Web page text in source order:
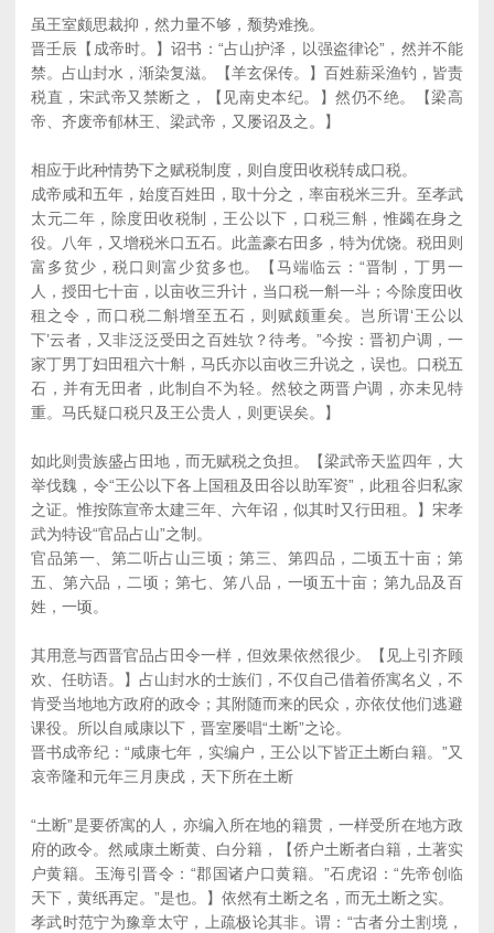
虽王室颇思裁抑，然力量不够，颓势难挽。
晋壬辰【成帝时。】诏书：“占山护泽，以强盗律论”，然并不能
禁。占山封水，渐染复滋。【羊玄保传。】百姓薪采渔钓，皆责
税直，宋武帝又禁断之，【见南史本纪。】然仍不绝。【梁高
帝、齐废帝郁林王、梁武帝，又屡诏及之。】
相应于此种情势下之赋税制度，则自度田收税转成口税。
成帝咸和五年，始度百姓田，取十分之，率亩税米三升。至孝武
太元二年，除度田收税制，王公以下，口税三斛，惟蠲在身之
役。八年，又增税米口五石。此盖豪右田多，特为优饶。税田则
富多贫少，税口则富少贫多也。【马端临云：“晋制，丁男一
人，授田七十亩，以亩收三升计，当口税一斛一斗；今除度田收
租之令，而口税二斛增至五石，则赋颇重矣。岂所谓‘王公以
下’云者，又非泛泛受田之百姓欤？待考。”今按：晋初户调，一
家丁男丁妇田租六十斛，马氏亦以亩收三升说之，误也。口税五
石，并有无田者，此制自不为轻。然较之两晋户调，亦未见特
重。马氏疑口税只及王公贵人，则更误矣。】
如此则贵族盛占田地，而无赋税之负担。【梁武帝天监四年，大
举伐魏，令“王公以下各上国租及田谷以助军资”，此租谷归私家
之证。惟按陈宣帝太建三年、六年诏，似其时又行田租。】宋孝
武为特设“官品占山”之制。
官品第一、第二听占山三顷；第三、第四品，二顷五十亩；第
五、第六品，二顷；第七、笫八品，一顷五十亩；第九品及百
姓，一顷。
其用意与西晋官品占田令一样，但效果依然很少。【见上引齐顾
欢、任昉语。】占山封水的士族们，不仅自己借着侨寓名义，不
肯受当地地方政府的政令；其附随而来的民众，亦依仗他们逃避
课役。所以自咸康以下，晋室屡唱“土断”之论。
晋书成帝纪：“咸康七年，实编户，王公以下皆正土断白籍。”又
哀帝隆和元年三月庚戌，天下所在土断
“土断”是要侨寓的人，亦编入所在地的籍贯，一样受所在地方政
府的政令。然咸康土断黄、白分籍，【侨户土断者白籍，土著实
户黄籍。玉海引晋令：“郡国诸户口黄籍。”石虎诏：“先帝创临
天下，黄纸再定。”是也。】依然有土断之名，而无土断之实。
孝武时范宁为豫章太守，上疏极论其非。谓：“古者分土割境，